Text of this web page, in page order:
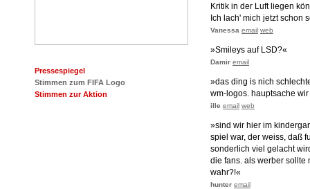
Pressespiegel
Stimmen zum FIFA Logo
Stimmen zur Aktion
Kritik in der Luft liegen
Ich lach' mich jetzt schon
Vanessa email web
»Smileys auf LSD?«
Damir email
»das ding is nich
wm-logos. hauptsache
ille email web
»sind wir hier im
spiel war, der weiss, daß
sonderlich viel gelacht
die fans. als werber sollte
wahr?!«
hunter email